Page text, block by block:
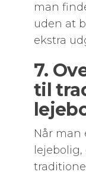
man
uden at
ekstra
7.
til
Når man